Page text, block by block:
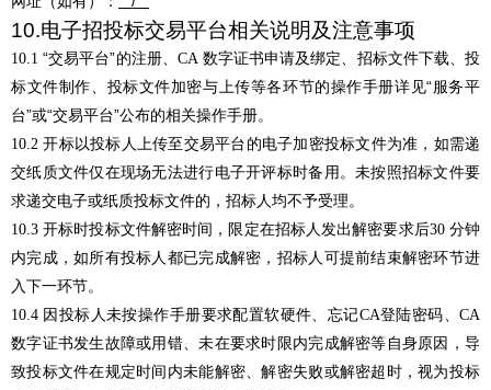
10.电子招投标交易平台相关说明及注意事项
10.1“交易平台”的注册、 CA 数字证书申请及绑定、招标文件下载、投
标文件制作、投标文件加密与上传等各环节的操作手册详见“服务平
台”或“交易平台”公布的相关操作手册。
10.2 开标以投标人上传至交易平台的电子加密投标文件为准，如需递
交纸质文件仅在现场无法进行电子开评标时备用。未按照招标文件要
求递交电子或纸质投标文件的，招标人均不予受理。
10.3开标时投标文件解密时间，限定在招标人发出解密要求后30 分钟
内完成，如所有投标人都已完成解密，招标人可提前结束解密环节进
入下一环节。
10.4 因投标 人未按操作手册要求配置软硬件、忘记CA登陆密码、CA
数字证书发生故障或用错、未在要求时限内完成解密等自身原因，导
致投标文件在规定时间内未能解密、解密失败或解密超时，视为投标